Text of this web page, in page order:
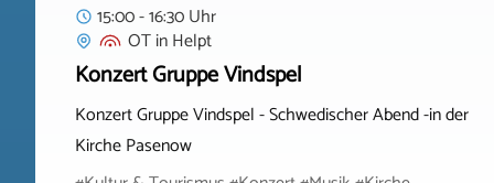
15:00 - 16:30 Uhr
OTinHelpt
Konzert Gruppe Vindspel
Konzert Gruppe Vindspel - Schwedischer Abend -in der
Kirche Pasenow